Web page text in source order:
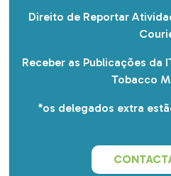
Direito de Reportar
Receber as Publicações da
Tobacco
*os delegados extra